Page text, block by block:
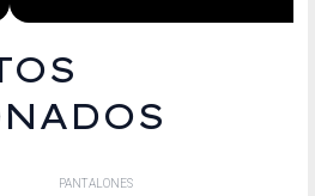
PANTALONES